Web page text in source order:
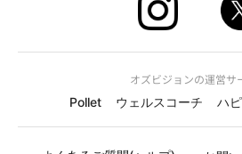
オズビジョンの運営サ
Pollet
ウェルスコーチ ハ